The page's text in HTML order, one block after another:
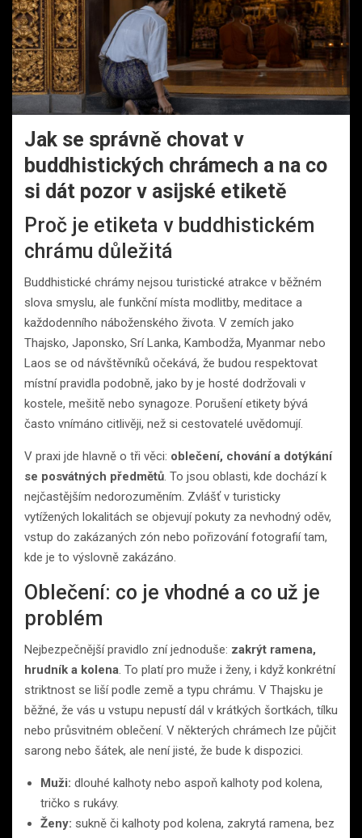
Jak se správně chovat v
buddhistických chrámech a na co
si dát pozor v asijské etiketě
Proč je etiketa v buddhistickém
chrámu důležitá
Buddhistické chrámy nejsou turistické atrakce v běžném
slova smyslu, ale funkční místa modlitby, meditace a
každodenního náboženského života. V zemích jako
Thajsko, Japonsko, Srí Lanka, Kambodža, Myanmar nebo
Laos se od návštěvníků očekává, že budou respektovat
místní pravidla podobně, jako by je hosté dodržovali v
kostele, mešitě nebo synagoze. Porušení etikety bývá
často vnímáno citlivěji, než si cestovatelé uvědomují.
V praxi jde hlavně o tři věci: oblečení, chování a dotýkání
se posvátných předmětů. To jsou oblasti, kde dochází k
nejčastějším nedorozuměním. Zvlášť v turisticky
vytížených lokalitách se objevují pokuty za nevhodný oděv,
vstup do zakázaných zón nebo pořizování fotografií tam,
kde je to výslovně zakázáno.
Oblečení: co je vhodné a co už je
problém
Nejbezpečnější pravidlo zní jednoduše: zakrýt ramena,
hrudník a kolena. To platí pro muže i ženy, i když konkrétní
striktnost se liší podle země a typu chrámu. V Thajsku je
běžné, že vás u vstupu nepustí dál v krátkých šortkách, tílku
nebo průsvitném oblečení. V některých chrámech lze půjčit
sarong nebo šátek, ale není jisté, že bude k dispozici.
Muži: dlouhé kalhoty nebo aspoň kalhoty pod kolena,
tričko s rukávy.
Ženy: sukně či kalhoty pod kolena, zakrytá ramena, bez